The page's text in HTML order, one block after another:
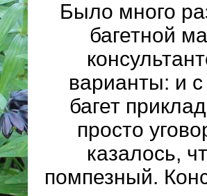
Было много
багетной
варианты: и
багет
просто
казалось,
помпезный.